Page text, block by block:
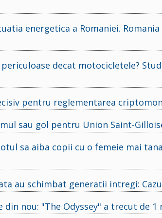
energetica a Romaniei.
decat motocicletele?
pentru reglementarea
sau gol pentru Union Saint-
sa aiba copii cu o femeie mai
au schimbat generatii intregi:
din nou: "The Odyssey" a trecut de